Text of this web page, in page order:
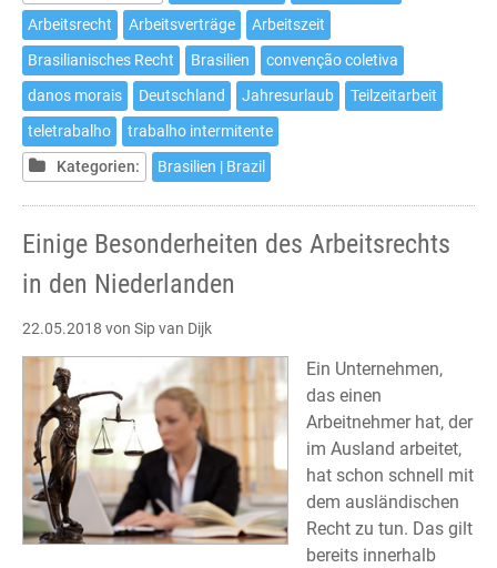
Arbeitsrecht
Arbeitsverträge
Arbeitszeit
Brasilianisches Recht
Brasilien
convenção coletiva
danos morais
Deutschland Jahresurlaub
Teilzeitarbeit
teletrabalho
trabalho intermitente
Kategorien:
Brasilien | Brazil
Einige Besonderheiten des Arbeitsrechts
in den Niederlanden
22.05.2018 von Sip van Dijk
Ein Unternehmen,
das einen
Arbeitnehmer hat, der
im Ausland arbeitet,
hat schon schnell mit
dem ausländischen
Recht zu tun. Das gilt
bereits innerhalb